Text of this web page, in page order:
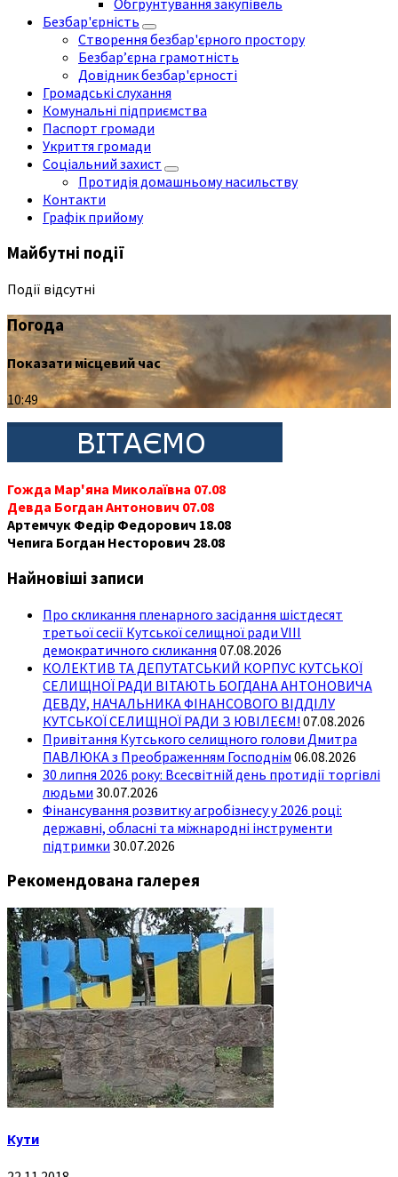
Обгрунтування закупівель
Безбар'єрність
Створення безбар'єрного простору
Безбар’єрна грамотність
Довідник безбар'єрності
Громадські слухання
Комунальні підприємства
Паспорт громади
Укриття громади
Соціальний захист
Протидія домашньому насильству
Контакти
Графік прийому
Майбутні події
Події відсутні
Погода
Показати місцевий час
10:49
Гожда Мар'яна Миколаївна 07.08
Девда Богдан Антонович 07.08
Артемчук Федір Федорович 18.08
Чепига Богдан Несторович 28.08
Найновіші записи
Про скликання пленарного засідання шістдесят
третьої сесії Кутської селищної ради VIII
демократичного скликання 07.08.2026
КОЛЕКТИВ ТА ДЕПУТАТСЬКИЙ КОРПУС КУТСЬКОЇ
СЕЛИЩНОЇ РАДИ ВІТАЮТЬ БОГДАНА АНТОНОВИЧА
ДЕВДУ, НАЧАЛЬНИКА ФІНАНСОВОГО ВІДДІЛУ
КУТСЬКОЇ СЕЛИЩНОЇ РАДИ З ЮВІЛЕЄМ! 07.08.2026
Привітання Кутського селищного голови Дмитра
ПАВЛЮКА з Преображенням Господнім 06.08.2026
30 липня 2026 року: Всесвітній день протидії торгівлі
людьми 30.07.2026
Фінансування розвитку агробізнесу у 2026 році:
державні, обласні та міжнародні інструменти
підтримки 30.07.2026
Рекомендована галерея
Кути